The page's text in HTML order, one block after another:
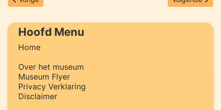
Hoofd Menu
Home
Over het museum
Museum Flyer
Privacy Verklaring
Disclaimer